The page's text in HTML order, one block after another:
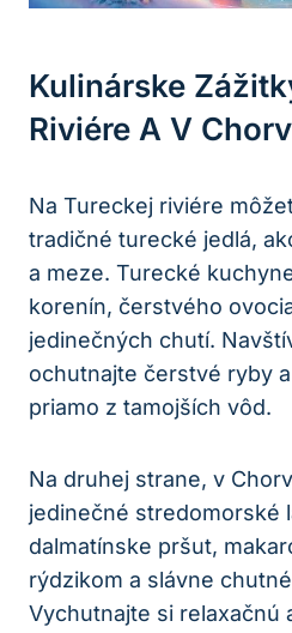
Kulinárske
Riviére A V
Na Tureckej riviére
tradičné turecké jedlá,
a meze. Turecké
korenín, čerstvého
jedinečných chutí.
ochutnajte čerstvé ryby
priamo z tamojších vôd.
Na druhej strane, v
jedinečné stredomorské
dalmatínske pršut,
rýdzikom a slávne
Vychutnajte si relaxačnú